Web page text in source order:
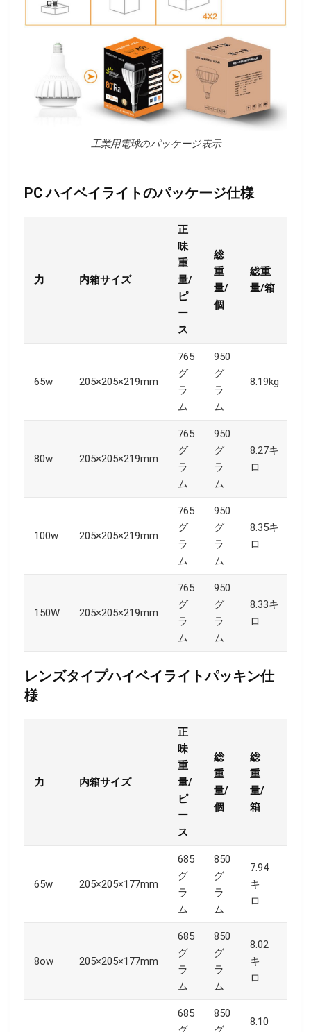
工業用電球のパッケージ表示
PC ハイベイライトのパッケージ仕様
力 内箱サイズ
正
味
重
量/
ピ
ー
ス
総
重
量/
個
総重
量/箱
65w 205×205×219mm
765
グ
ラ
ム
950
グ
ラ
ム
8.19kg
80w 205×205×219mm
765
グ
ラ
ム
950
グ
ラ
ム
8.27キ
ロ
100w 205×205×219mm
765
グ
ラ
ム
950
グ
ラ
ム
8.35キ
ロ
150W 205×205×219mm
765
グ
ラ
ム
950
グ
ラ
ム
8.33キ
ロ
レンズタイプハイベイライトパッキン仕
様
力 内箱サイズ
正
味
重
量/
ピ
ー
ス
総
重
量/
個
総
重
量/
箱
65w 205×205×177mm
685
グ
ラ
ム
850
グ
ラ
ム
7.94
キ
ロ
8ow 205×205×177mm
685
グ
ラ
ム
850
グ
ラ
ム
8.02
キ
ロ
685
850
8.10